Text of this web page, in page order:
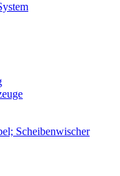
Scheibenwischer